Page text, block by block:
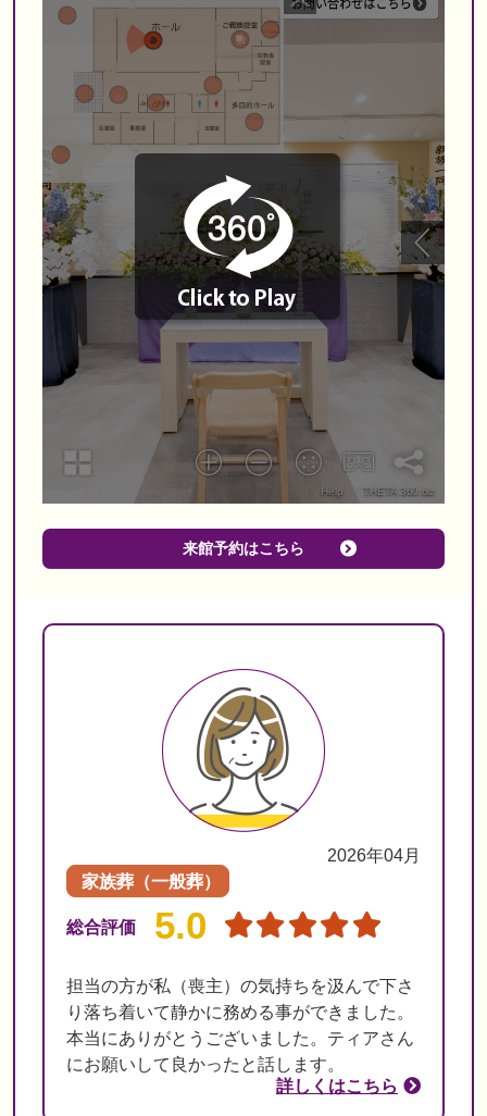
来館予約はこちら
2026年04月
家族葬（一般葬）
総合評価 5.0
担当の方が私（喪主）の気持ちを汲んで下さ
り落ち着いて静かに務める事ができました。
本当にありがとうございました。ティアさん
にお願いして良かったと話します。
詳しくはこちら